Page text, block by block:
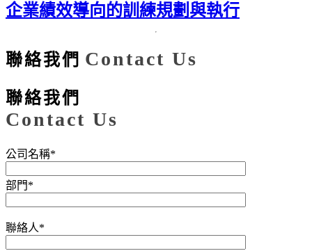
企業績效導向的訓練規劃與執行
聯絡我們 Contact Us
聯絡我們
Contact Us
公司名稱*
部門*
聯絡人*